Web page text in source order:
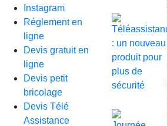
Instagram
Réglement en
ligne
Devis gratuit en
ligne
Devis petit
bricolage
Devis Télé
Assistance